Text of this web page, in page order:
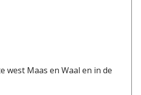
west Maas en Waal en in de